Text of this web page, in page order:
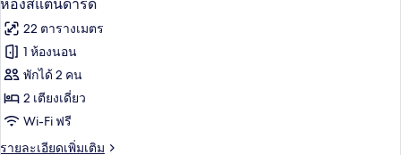
ให้
สำหรับ
ห้อง
พัก
ภาพถ่าย
ทั้งหมด
ของ
ห้อง
สแตนดาร์ด
ห้องสแตนดาร์ด
22 ตารางเมตร
1 ห้องนอน
พักได้ 2 คน
2 เตียงเดี่ยว
Wi-Fi ฟรี
รายละเอียดเพิ่มเติม
ราย